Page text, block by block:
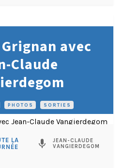
PHOTOS SORTIES
avec
Claude
LA
mic
JEAN-CLAUDE
VANGIERDEGOM